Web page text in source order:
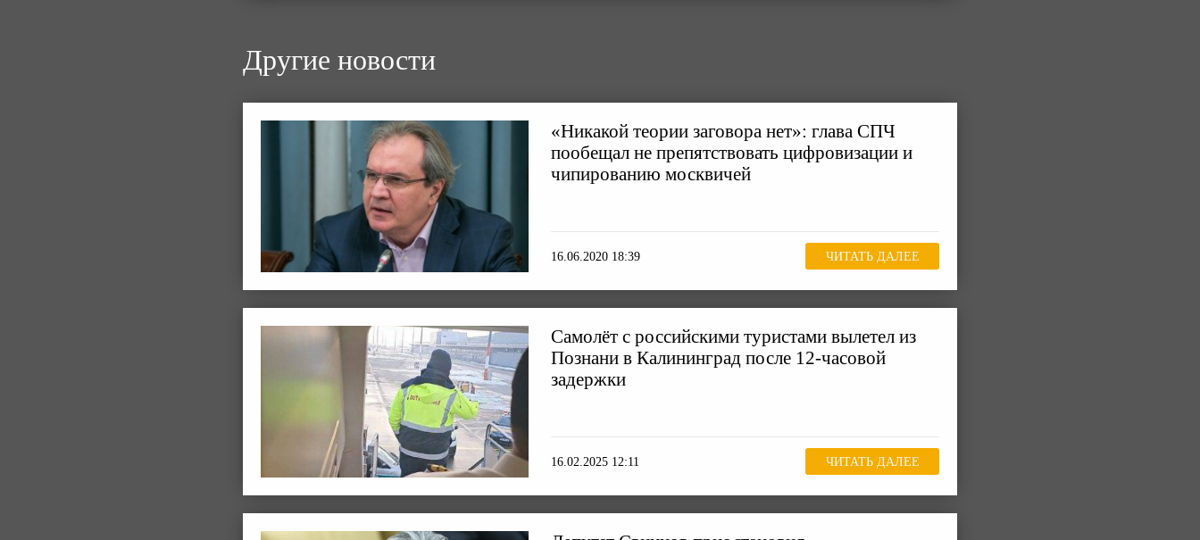
Другие новости
«Никакой теории заговора нет»: глава СПЧ
пообещал не препятствовать цифровизации и
чипированию москвичей
16.06.2020 18:39 ЧИТАТЬ ДАЛЕЕ
Самолёт с российскими туристами вылетел из
Познани в Калининград после 12-часовой
задержки
16.02.2025 12:11 ЧИТАТЬ ДАЛЕЕ